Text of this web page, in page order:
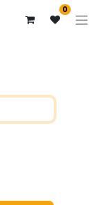
0